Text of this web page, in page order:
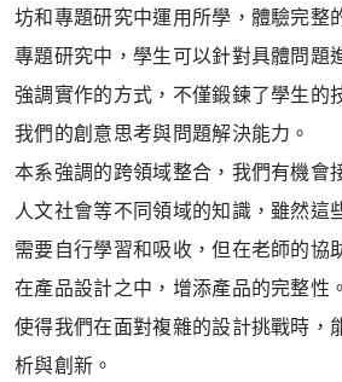
坊和專題研究中運用所學，體驗完整
專題研究中，學生可以針對具體問題
強調實作的方式，不僅鍛鍊了學生的
我們的創意思考與問題解決能力。
本系強調的跨領域整合，我們有機會
人文社會等不同領域的知識，雖然這
需要自行學習和吸收，但在老師的協
在產品設計之中，增添產品的完整性
使得我們在面對複雜的設計挑戰時，
析與創新。